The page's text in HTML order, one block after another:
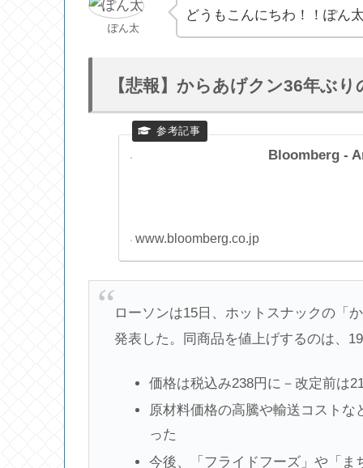
ぽん太
どうもこんにちわ！！ぽん
【悲報】からあげクン36年ぶり
Bloomberg -
www.bloomberg.co.jp
ローソンは15日、ホットスナックの「
発表した。同商品を値上げするのは、
価格は税込み238円に－改定前は
原材料価格の高騰や輸送コスト
った
今後、「フライドフーズ」や「